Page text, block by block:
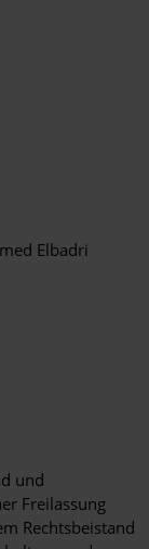
Elbadri
und
Freilassung
Rechtsbeistand